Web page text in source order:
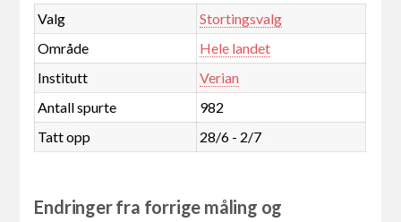
Valg
Stortingsvalg
Område
Hele landet
Institutt
Verian
Antall spurte
982
Tatt opp
28/6 - 2/7
Endringer fra forrige måling og